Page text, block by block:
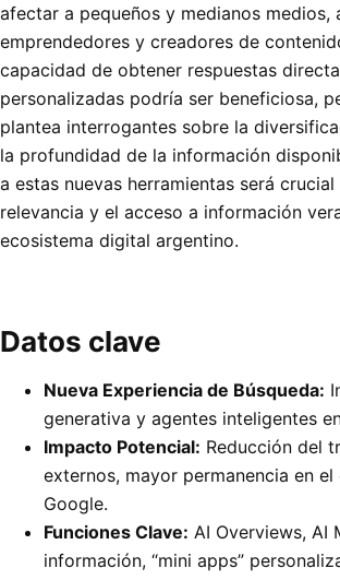
afectar a pequeños y medianos medios,
emprendedores y creadores de
capacidad de obtener respuestas
personalizadas podría ser beneficiosa,
plantea interrogantes sobre la
la profundidad de la información
a estas nuevas herramientas será
relevancia y el acceso a información
ecosistema digital argentino.
Datos clave
Nueva Experiencia de Búsqueda:
generativa y agentes inteligentes
Impacto Potencial: Reducción del
externos, mayor permanencia en
Google.
Funciones Clave: AI Overviews, AI
información, “mini apps”